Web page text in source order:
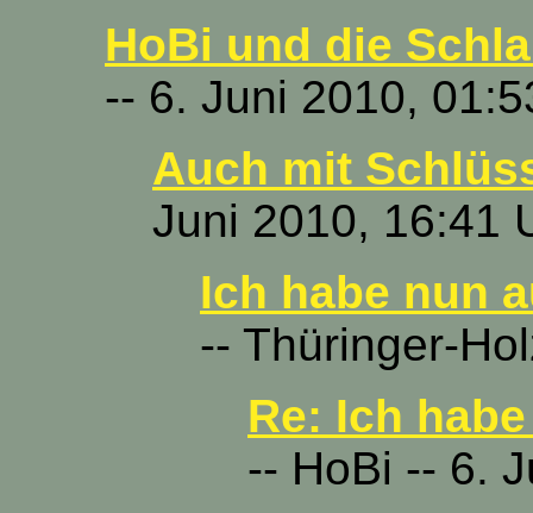
HoBi und die
-- 6. Juni 2010,
Auch mit
Juni 2010, 16:41
Ich habe nun
-- Thüringer-
Re: Ich
-- HoBi -- 6.